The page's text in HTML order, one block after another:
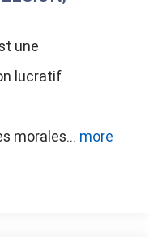
une
lucratif
morales... more